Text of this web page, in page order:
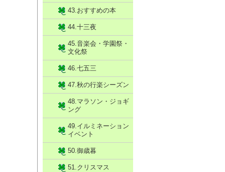
43.おすすめの本
44.十三夜
45.音楽会・学園祭・
文化祭
46.七五三
47.秋の行楽シーズン
48.マラソン・ジョギ
ング
49.イルミネーション
イベント
50.御歳暮
51.クリスマス